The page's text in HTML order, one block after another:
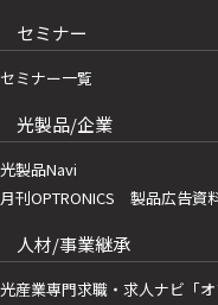
セミナー
セミナー一覧
光製品/企業
光製品Navi
月刊OPTRONICS 製品広告資
人材/事業継承
光産業専門求職・求人ナビ「オ